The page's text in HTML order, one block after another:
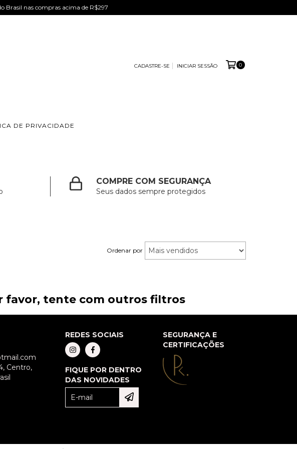
Brasil nas compras acima de R$297
CADASTRE-SE INICIAR SESSÃO 0
DE PRIVACIDADE
COMPRE COM SEGURANÇA
Seus dados sempre protegidos
Ordenar por
favor, tente com outros filtros
Centro,
REDES SOCIAIS
FIQUE POR DENTRO
DAS NOVIDADES
SEGURANÇA E
CERTIFICAÇÕES